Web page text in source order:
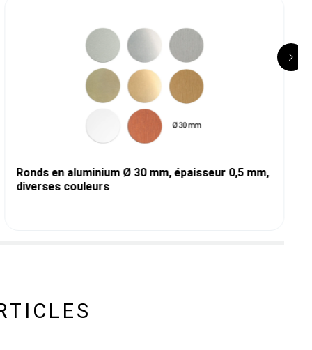
Ronds en aluminium Ø 30 mm, épaisseur 0,5 mm,
diverses couleurs